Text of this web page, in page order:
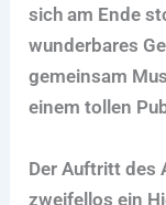
sich am Ende
wunderbares
gemeinsam
einem tollen
Der Auftritt des
zweifellos ein